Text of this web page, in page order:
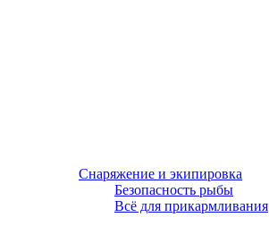
Снаряжение и экипировка
Безопасность рыбы
Всё для прикармливания